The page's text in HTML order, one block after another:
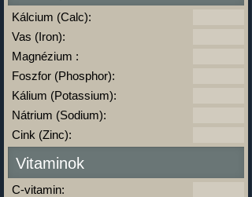
Kálcium (Calc):
Vas (Iron):
Magnézium :
Foszfor (Phosphor):
Kálium (Potassium):
Nátrium (Sodium):
Cink (Zinc):
Vitaminok
C-vitamin: